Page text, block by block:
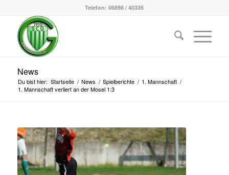
Telefon: 06898 / 40335
News
Du bist hier: Startseite / News / Spielberichte / 1. Mannschaft /
1. Mannschaft verliert an der Mosel 1:3